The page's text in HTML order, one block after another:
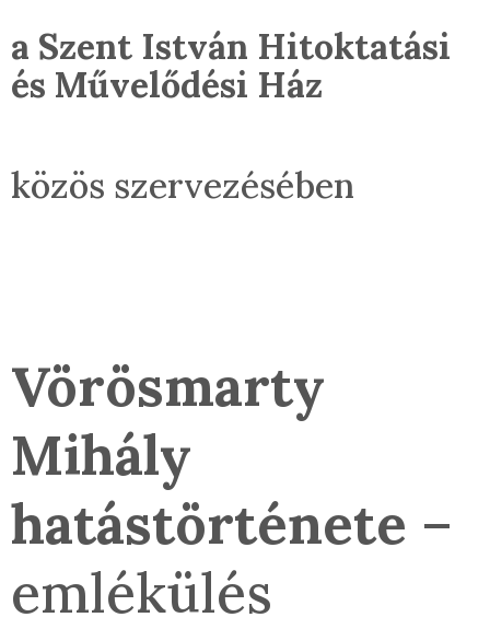
a Szent István Hitoktatási
és Művelődési Ház
közös szervezésében
Vörösmarty
Mihály
hatástörténete –
emlékülés